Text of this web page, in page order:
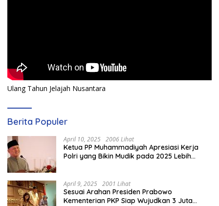
Ulang Tahun Jelajah Nusantara
Berita Populer
April 10, 2025 2006 Lihat
Ketua PP Muhammadiyah Apresiasi Kerja
Polri yang Bikin Mudik pada 2025 Lebih
April 9, 2025 2001 Lihat
Sesuai Arahan Presiden Prabowo
Kementerian PKP Siap Wujudkan 3 Juta